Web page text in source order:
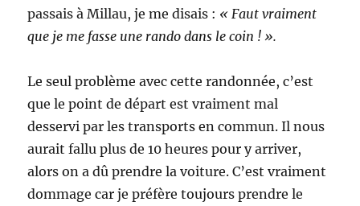
passais à Millau, je me disais : « Faut vraiment
que je me fasse une rando dans le coin ! ».
Le seul problème avec cette randonnée, c’est
que le point de départ est vraiment mal
desservi par les transports en commun. Il nous
aurait fallu plus de 10 heures pour y arriver,
alors on a dû prendre la voiture. C’est vraiment
dommage car je préfère toujours prendre le